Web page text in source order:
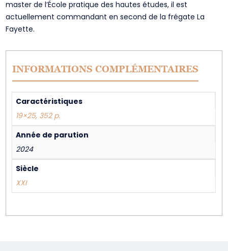
master de l’École pratique des hautes études, il est
actuellement commandant en second de la frégate La
Fayette.
INFORMATIONS COMPLÉMENTAIRES
Caractéristiques
19×25, 352 p.
Année de parution
2024
Siècle
XXI